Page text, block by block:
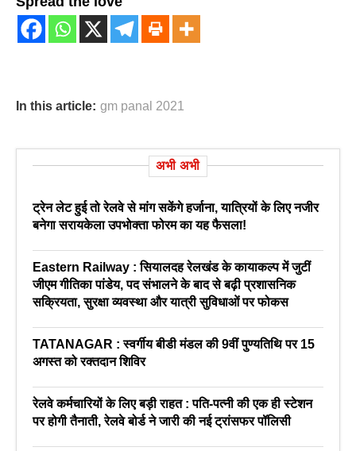
In this article: gm panal 2021
अभी अभी
ट्रेन लेट हुई तो रेलवे से मांग सकेंगे हर्जाना, यात्रियों के लिए नजीर
बनेगा सरायकेला उपभोक्ता फोरम का यह फैसला!
Eastern Railway : सियालदह रेलखंड के कायाकल्प में जुटीं
जीएम गीतिका पांडेय, पद संभालने के बाद से बढ़ी प्रशासनिक
सक्रियता, सुरक्षा व्यवस्था और यात्री सुविधाओं पर फोकस
TATANAGAR : स्वर्गीय बीडी मंडल की 9वीं पुण्यतिथि पर 15
अगस्त को रक्तदान शिविर
रेलवे कर्मचारियों के लिए बड़ी राहत : पति-पत्नी की एक ही स्टेशन
पर होगी तैनाती, रेलवे बोर्ड ने जारी की नई ट्रांसफर पॉलिसी